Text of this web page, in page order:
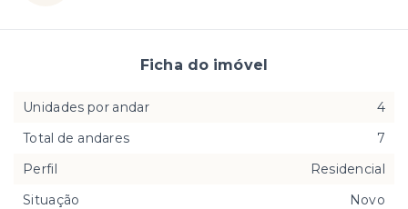
Ficha do imóvel
Unidades por andar
4
Total de andares
7
Perfil
Residencial
Situação
Novo